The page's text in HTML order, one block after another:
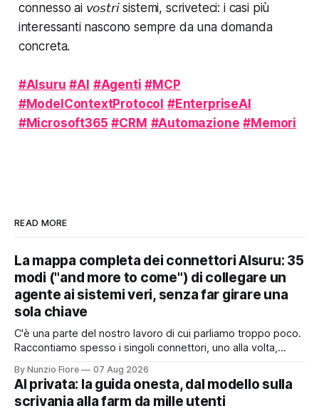
connesso ai 𝘷𝘰𝘴𝘵𝘳𝘪 sistemi, scriveteci: i casi più
interessanti nascono sempre da una domanda
concreta.
#AIsuru #AI #Agenti #MCP
#ModelContextProtocol #EnterpriseAI
#Microsoft365 #CRM #Automazione #Memori
READ MORE
La mappa completa dei connettori AIsuru: 35
modi ("and more to come") di collegare un
agente ai sistemi veri, senza far girare una
sola chiave
C'è una parte del nostro lavoro di cui parliamo troppo poco.
Raccontiamo spesso i singoli connettori, uno alla volta,
pezzo: sta nel catalogo intero e in quello che succede
quando i pezzi lavorano insieme. Stamattina alle 6, per
By Nunzio Fiore 07 Aug 2026
AI privata: la guida onesta, dal modello sulla
scrivania alla farm da mille utenti